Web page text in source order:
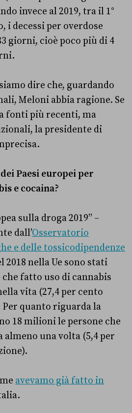
invece al 2019, tra il 1°
i decessi per overdose
giorni, cioè poco più di 4
dire che, guardando
Meloni abbia ragione. Se
fonti più recenti, ma
la presidente di
Paesi europei per
e cocaina?
sulla droga 2019” –
dall’Osservatorio
e delle tossicodipendenze
2018 nella Ue sono stati
fatto uso di cannabis
vita (27,4 per cento
Per quanto riguarda la
18 milioni le persone che
almeno una volta (5,4 per
avevamo già fatto in